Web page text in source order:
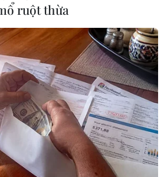
bị thương.
chức năng và người dân
nạn nhân Phạm Thú
(TTXVN)
ruột thừa